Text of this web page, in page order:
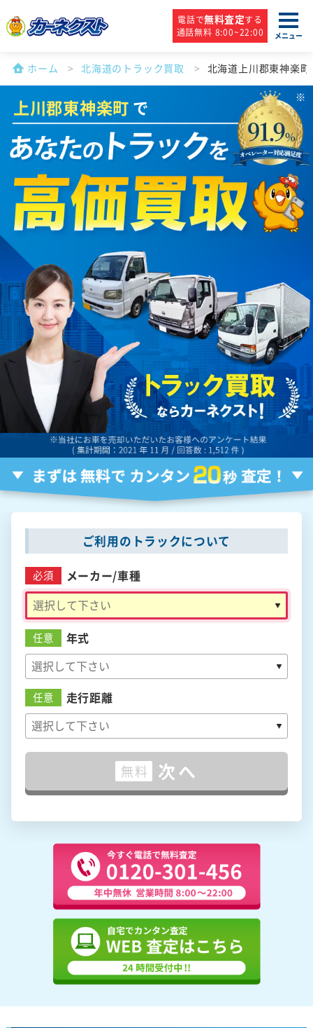
電話で無料査定する
通話無料 8:00~22:00
メニュー
ホーム 北海道のトラック買取 北海道上川郡東神楽
上川郡東神楽町 で
ご利用のトラックについて
必須 メーカー/車種
任意 年式
任意 走行距離
無料 次へ